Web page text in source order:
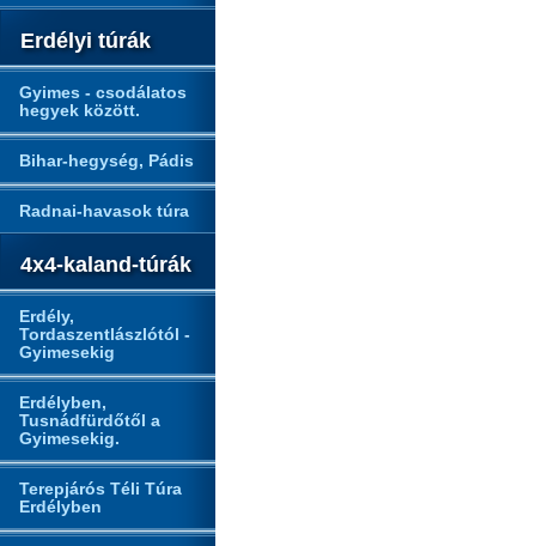
Erdélyi túrák
Gyimes - csodálatos
hegyek között.
Bihar-hegység, Pádis
Radnai-havasok túra
4x4-kaland-túrák
Erdély,
Tordaszentlászlótól -
Gyimesekig
Erdélyben,
Tusnádfürdőtől a
Gyimesekig.
Terepjárós Téli Túra
Erdélyben